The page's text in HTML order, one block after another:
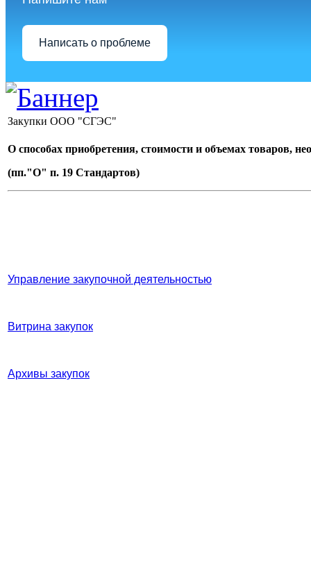
Написать о проблеме
Закупки ООО "СГЭС"
О способах приобретения, стоимости и объемах товаров,
(пп."О" п. 19 Стандартов)
Управление закупочной деятельностью
Витрина закупок
Архивы закупок